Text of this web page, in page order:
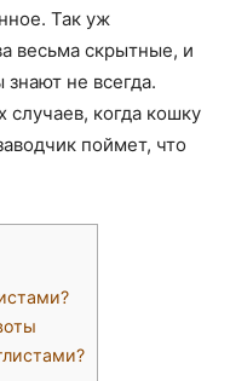
Так уж
весьма скрытные, и
не всегда.
случаев, когда кошку
поймет, что